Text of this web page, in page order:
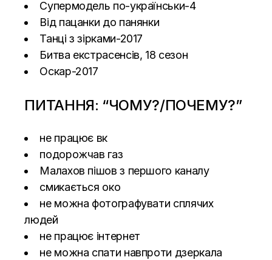
Супермодель по-українськи-4
Від пацанки до панянки
Танці з зірками-2017
Битва екстрасенсів, 18 сезон
Оскар-2017
ПИТАННЯ: “ЧОМУ?/ПОЧЕМУ?”
не працює вк
подорожчав газ
Малахов пішов з першого каналу
смикається око
не можна фотографувати сплячих
людей
не працює інтернет
не можна спати навпроти дзеркала